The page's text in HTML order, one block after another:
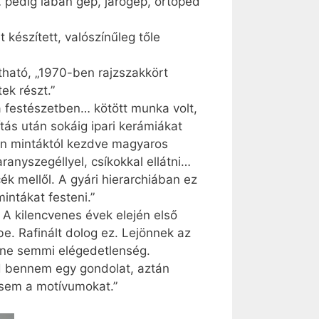
készített, valószínűleg tőle
„1970-ben rajzszakkört
részt.”
festészetben… kötött munka volt,
után sokáig ipari kerámiákat
mintáktól kezdve magyaros
csíkokkal ellátni…
mellől. A gyári hierarchiában ez
festeni.”
kilencvenes évek elején első
Rafinált dolog ez. Lejönnek az
semmi elégedetlenség.
egy gondolat, aztán
a motívumokat.”